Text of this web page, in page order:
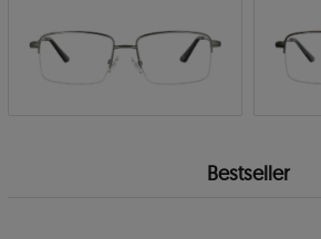
Bestseller